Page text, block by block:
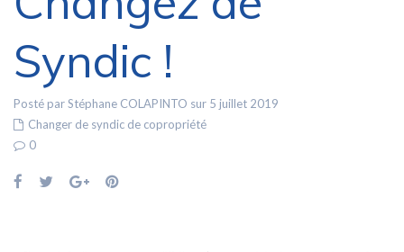
Syndic !
Posté par Stéphane COLAPINTO sur 5 juillet 2019
Changer de syndic de copropriété
0